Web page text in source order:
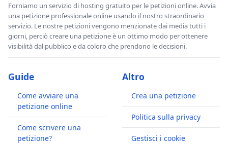
Forniamo un servizio di hosting gratuito per le petizioni online. Avvia
una petizione professionale online usando il nostro straordinario
servizio. Le nostre petizioni vengono menzionate dai media tutti i
giorni, perciò creare una petizione è un ottimo modo per ottenere
visibilità dal pubblico e da coloro che prendono le decisioni.
Guide
Come avviare una
petizione online
Come scrivere una
petizione?
Altro
Crea una petizione
Politica sulla privacy
Gestisci i cookie